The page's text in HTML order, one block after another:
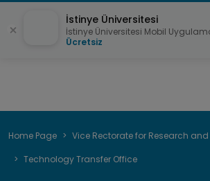
Breadcrumb
Home Page
Vice Rectorate for Research
Technology Transfer Office
İstinye Üniversitesi
İstinye Üniversitesi Mobil
Ücretsiz